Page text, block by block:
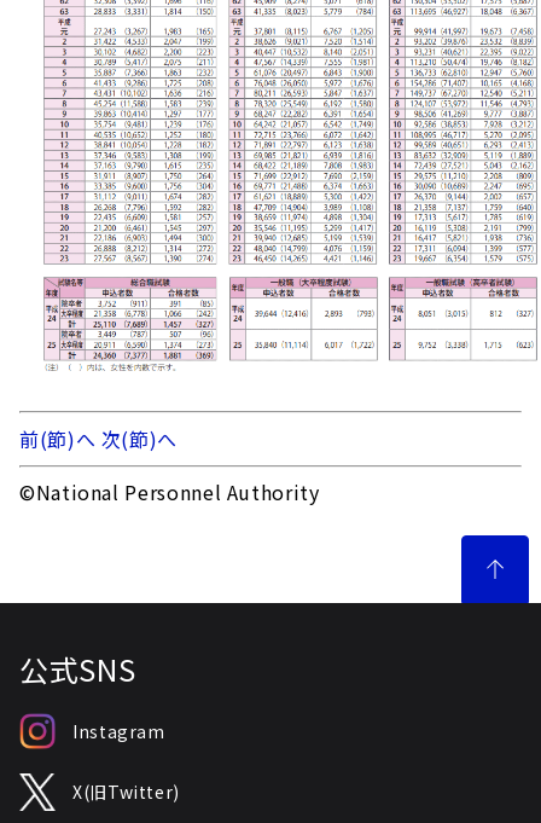
前(節)へ 次(節)へ
©National Personnel Authority
公式SNS
Instagram
X(旧Twitter)